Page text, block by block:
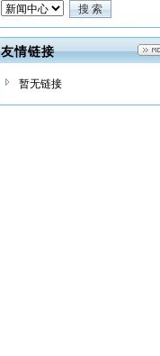
友情链接
暂无链接